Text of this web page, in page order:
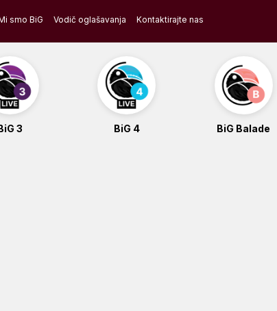
smo BiG Vodič oglašavanja Kontaktirajte nas
3 BiG 4 BiG Balade